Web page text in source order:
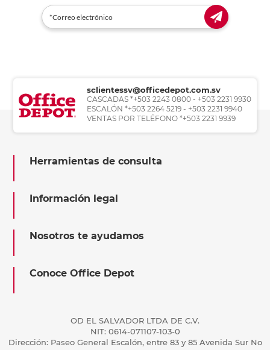
sclientessv@officedepot.com.sv
CASCADAS *+503 2243 0800 - +503 2231 9930
ESCALÓN *+503 2264 5219 - +503 2231 9940
VENTAS POR TELÉFONO *+503 2231 9939
Herramientas de consulta
Información legal
Nosotros te ayudamos
Conoce Office Depot
OD EL SALVADOR LTDA DE C.V.
NIT: 0614-071107-103-0
Dirección: Paseo General Escalón, entre 83 y 85 Avenida Sur No